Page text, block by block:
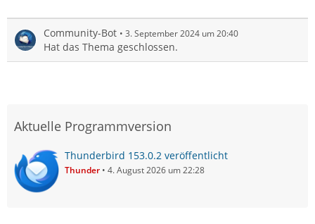
Community-Bot 3. September 2024 um 20:40
Hat das Thema geschlossen.
Aktuelle Programmversion
Thunderbird 153.0.2 veröffentlicht
Thunder 4. August 2026 um 22:28